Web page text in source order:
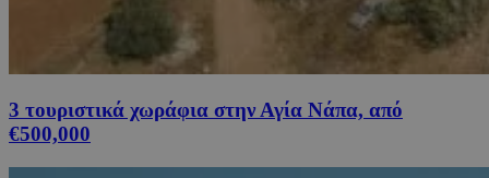
3 τουριστικά χωράφια στην Αγία Νάπα, από
€500,000